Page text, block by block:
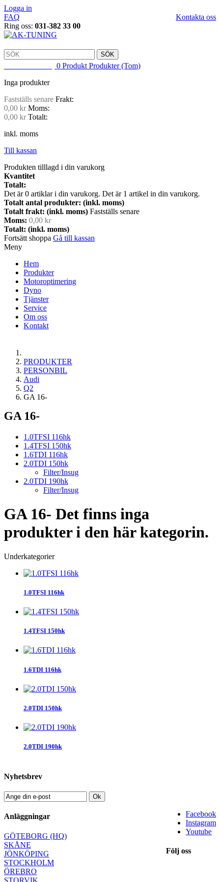
Logga in
Kontakta oss
FAQ
Ring oss: 031-382 33 00
SÖK
0 Produkt Produkter (Tom)
Inga produkter
Fastställs senare Frakt:
0,00 kr Moms:
0,00 kr Totalt:
inkl. moms
Till kassan
Produkten tilllagd i din varukorg
Kvantitet
Totalt:
Det är0 artiklar i din varukorg. Det är 1 artikel in din varukorg.
Totalt antal produkter: (inkl. moms)
Totalt frakt: (inkl. moms) Fastställs senare
Moms: 0,00 kr
Totalt: (inkl. moms)
Fortsätt shoppa Gå till kassan
Meny
Hem
Produkter
Motoroptimering
Dyno
Tjänster
Service
Om oss
Kontakt
PRODUKTER
PERSONBIL
Audi
Q2
GA 16-
GA 16-
1.0TFSI 116hk
1.4TFSI 150hk
1.6TDI 116hk
2.0TDI 150hk
Filter/Insug
2.0TDI 190hk
Filter/Insug
GA 16- Det finns inga
produkter i den här kategorin.
Underkategorier
1.0TFSI 116hk
1.4TFSI 150hk
1.6TDI 116hk
2.0TDI 150hk
2.0TDI 190hk
Nyhetsbrev
Ok
Facebook
Instagram
Youtube
Följ oss
Anläggningar
GÖTEBORG (HQ)
SKÅNE
JÖNKÖPING
STOCKHOLM
ÖREBRO
STORVIK